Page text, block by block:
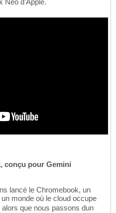
Neo d'Apple.
conçu pour Gemini
lancé le Chromebook, un
monde où le cloud occupe
que nous passons dun